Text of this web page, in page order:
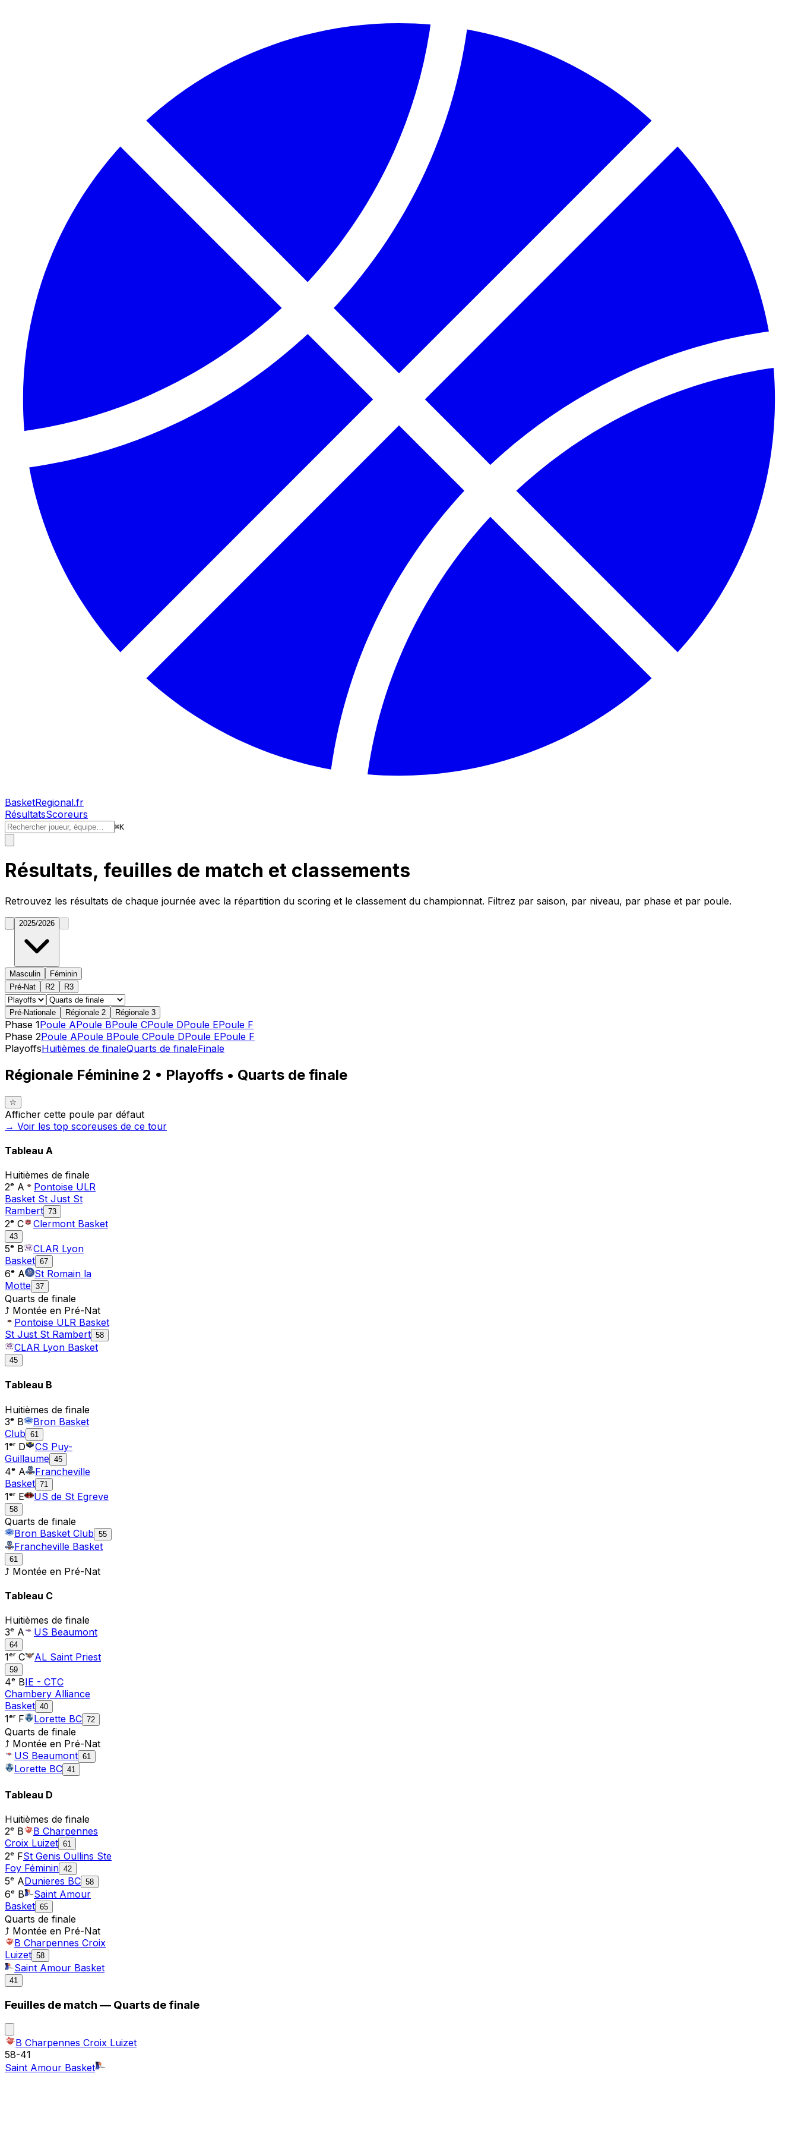
BasketRegional.fr
RésultatsScoreurs
⌘K
Résultats, feuilles de match et classements
Retrouvez les résultats de chaque journée avec la répartition du scoring et le classement du championnat. Filtrez par saison, par niveau, par phase et par poule.
2025/2026
Masculin
Féminin
Pré-Nat
R2 R3
Pré-Nationale Régionale 2 Régionale 3
Phase 1Poule APoule BPoule CPoule DPoule EPoule F
Phase 2Poule APoule BPoule CPoule DPoule EPoule F
PlayoffsHuitièmes de finaleQuarts de finaleFinale
Régionale Féminine 2 • Playoffs • Quarts de finale
☆
Afficher cette poule par défaut
→ Voir les top scoreuses de ce tour
Tableau A
Huitièmes de finale
2ᵉ A
Pontoise ULR
Basket St Just St
Rambert 73
2ᵉ C Clermont Basket
43
5ᵉ B
CLAR Lyon
Basket 67
6ᵉ A
St Romain la
Motte 37
Quarts de finale
⤴ Montée en Pré-Nat
Pontoise ULR Basket
St Just St Rambert 58
CLAR Lyon Basket
45
Tableau B
Huitièmes de finale
3ᵉ B
Bron Basket
Club 61
1ᵉʳ D
CS Puy-
Guillaume 45
4ᵉ A
Francheville
Basket 71
1ᵉʳ E US de St Egreve
58
Quarts de finale
Bron Basket Club 55
Francheville Basket
61
⤴ Montée en Pré-Nat
Tableau C
Huitièmes de finale
3ᵉ A
US Beaumont
64
1ᵉʳ C AL Saint Priest
59
4ᵉ BIE - CTC
Chambery Alliance
Basket 40
1ᵉʳ F Lorette BC 72
Quarts de finale
⤴ Montée en Pré-Nat
US Beaumont 61
Lorette BC 41
Tableau D
Huitièmes de finale
2ᵉ B
B Charpennes
Croix Luizet 61
2ᵉ FSt Genis Oullins Ste
Foy Féminin 42
5ᵉ ADunieres BC 58
6ᵉ B
Saint Amour
Basket 65
Quarts de finale
⤴ Montée en Pré-Nat
B Charpennes Croix
Luizet 58
Saint Amour Basket
41
Feuilles de match — Quarts de finale
B Charpennes Croix Luizet
58-41
Saint Amour Basket